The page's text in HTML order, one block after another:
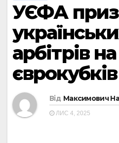
УЄФА
арбітрів
єврокубків
Від Максимович
ЛИС 4, 2025